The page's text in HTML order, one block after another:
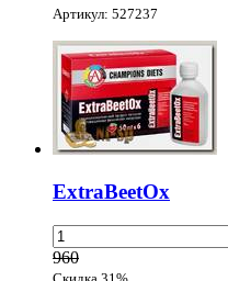
Артикул: 527237
ExtraBeetOx
960